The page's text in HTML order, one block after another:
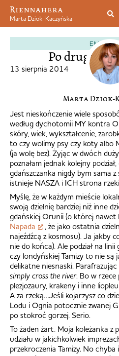
Riennahera
Marta Dziok-Kaczyńska
Po drugiej
13 sierpnia 2014
Marta Dziok-
Jest nieskończenie wiele
według dychotomii MY kontra
skóry, wiek, wykształcenie,
to czy wolimy psy czy koty albo
(ja wolę bez). Żyjąc w dwóch
poznałam jednak kolejny
gdańszczanka nigdy bym sama
istnieje NASZA i ICH strona
Myślę, że w każdym mieście
swoją dzielnię bardziej niż inne
gdańskiej Orunii (o której nawet
Napada
, że jako ostatnia
najeźdźcą z kosmosu). Ja jakby
nie do końca). Ale podział na
czy londyńskiej Tamizy to nie są
delikatne niesnaski.
simply cross the river. Bo w rzece
plezjozaury, krakeny i inne
A za rzeką…Jeśli kojarzysz co
Lodu i Ognia potocznie zwanej
po stokroć gorzej. Serio.
To żaden żart. Moja koleżanka z
udziału w jakichkolwiek
przekroczenia Tamizy. No chyba